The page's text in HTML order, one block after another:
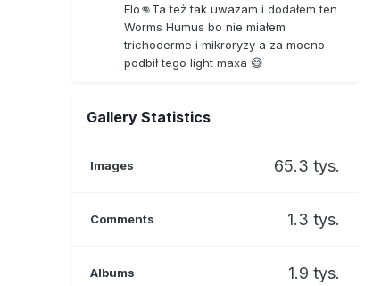
Elo👊Ta też tak uwazam i dodałem ten
Worms Humus bo nie miałem
trichoderme i mikroryzy a za mocno
podbił tego light maxa 😅
Gallery Statistics
Images 65.3 tys.
Comments 1.3 tys.
Albums 1.9 tys.